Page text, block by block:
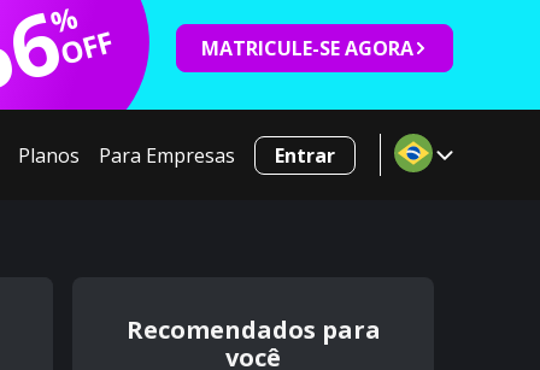
%
OFF MATRICULE-SE AGORA
Planos Para Empresas Entrar
Recomendados para
você